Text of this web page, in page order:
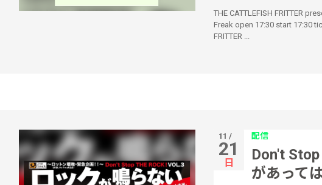
THE CATTLEFISH FRITTER
Freak open 17:30 start 17:30
FRITTER ...
11 /
21
日
配信
Don't
があって